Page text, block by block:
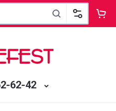
62-42